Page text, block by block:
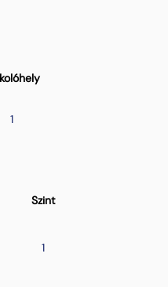
1
Szint
1